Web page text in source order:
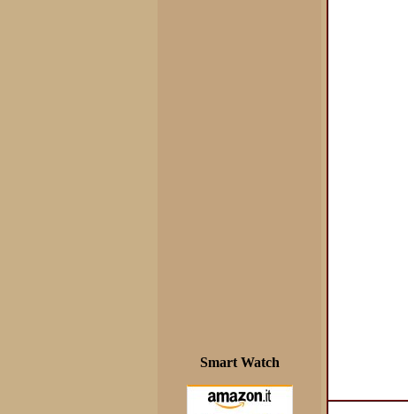
Smart Watch